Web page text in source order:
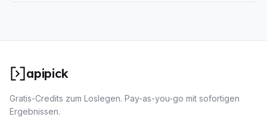
apipick
Gratis-Credits zum Loslegen. Pay-as-you-go mit sofortigen
Ergebnissen.